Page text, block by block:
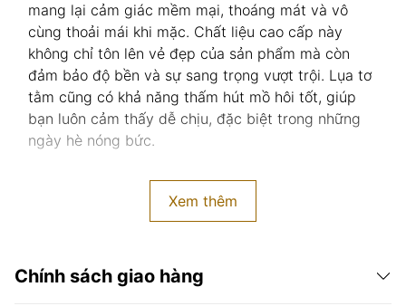
mang lại cảm giác mềm mại, thoáng mát và vô
cùng thoải mái khi mặc. Chất liệu cao cấp này
không chỉ tôn lên vẻ đẹp của sản phẩm mà còn
đảm bảo độ bền và sự sang trọng vượt trội. Lụa tơ
tằm cũng có khả năng thấm hút mồ hôi tốt, giúp
bạn luôn cảm thấy dễ chịu, đặc biệt trong những
ngày hè nóng bức.
Xem thêm
Chính sách giao hàng